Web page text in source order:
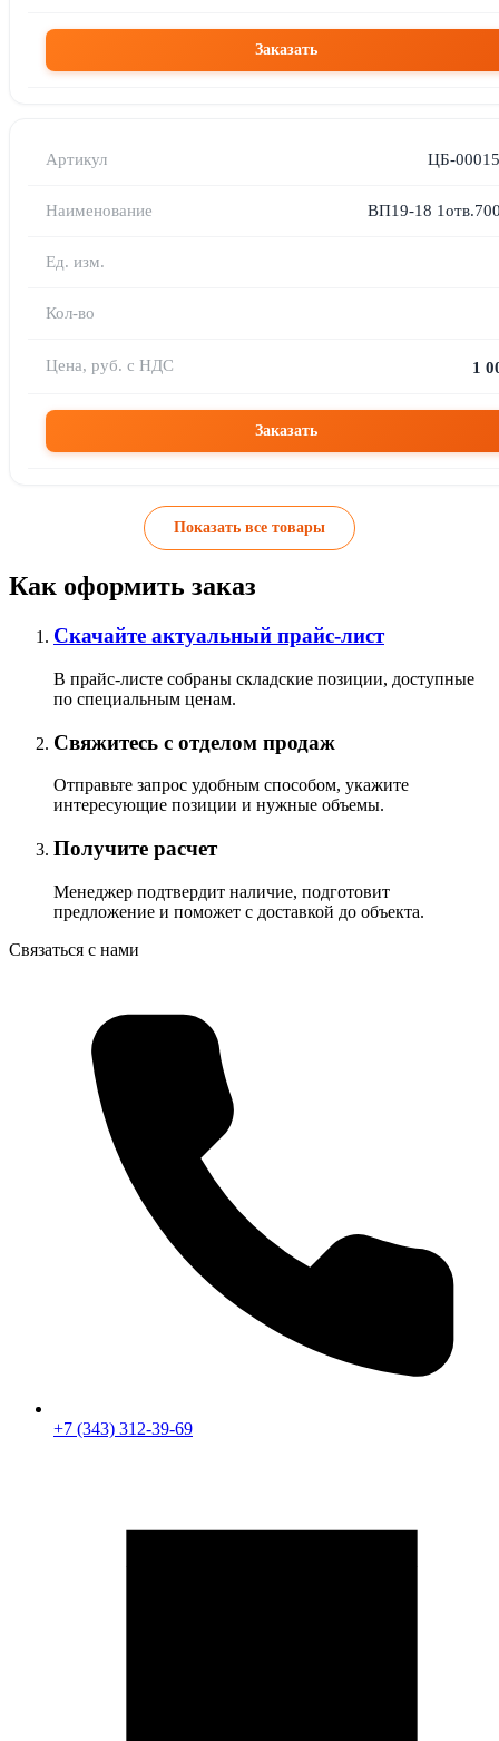
Заказать
ЦБ-
ВП19-18
1
Заказать
Показать все товары
Как оформить заказ
Скачайте актуальный прайс-лист
В прайс-листе собраны складские позиции, доступные
по специальным ценам.
Свяжитесь с отделом продаж
Отправьте запрос удобным способом, укажите
интересующие позиции и нужные объемы.
Получите расчет
Менеджер подтвердит наличие, подготовит
предложение и поможет с доставкой до объекта.
Связаться с нами
+7 (343) 312-39-69